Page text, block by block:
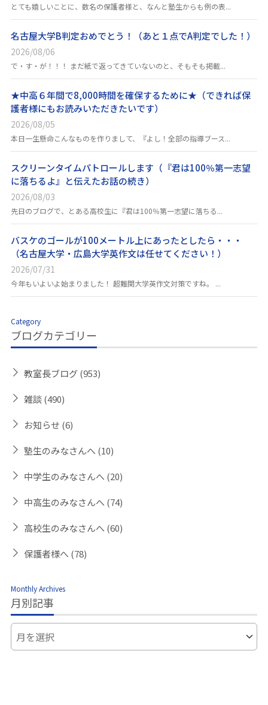
とても嬉しいことに、数名の保護者様と、なんと塾生からも例の表...
名古屋大学B判定おめでとう！（あと１点でA判定でした！）
2026/08/06
で・す・が！！！ まだ紙で返ってきていないのと、そもそも掲載...
★中高６年間で8,000時間を確保するために★（できれば保
護者様にもお読みいただきたいです）
2026/08/05
本日一生懸命こんなものを作りまして、『よし！全部の指導ブース...
スクリーンタイムパトロールします（『君は100％第一志望
に落ちるよ』と伝えたお話の続き）
2026/08/03
先日のブログで、とある高校生に『君は100％第一志望に落ちる...
バスケのゴールが100メートル上にあったとしたら・・・
（名古屋大学・広島大学英作文は任せてください！）
2026/07/31
今年もいよいよ始まりました！ 超難関大学英作文対策ですね。 ...
Category
ブログカテゴリー
教室長ブログ(953)
雑談(490)
お知らせ (6)
塾生のみなさんへ (10)
中学生のみなさんへ (20)
中高生のみなさんへ (74)
高校生のみなさんへ (60)
保護者様へ (78)
Monthly Archives
月別記事